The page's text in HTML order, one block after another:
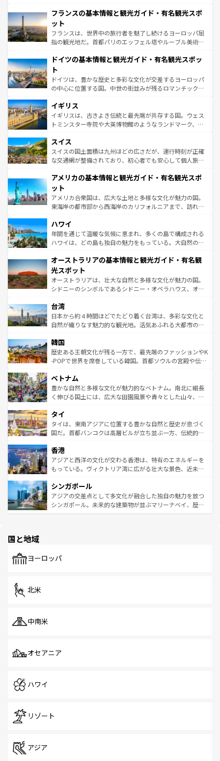
なお、新着のイタリア情報はコンテンツ一覧を参照してほ
しい。
文化が根付くこの国では、情熱的なフラメンコ、熱気あふ
れる闘牛、そして美味しいタパスが生活の一部となってい
る。首都マドリードの洗練された雰囲気や、バルセロナの
アートに溢れた街角から、地方では古代ローマ遺跡や中世
せる。地方によって風土や気候が異なるスペインはその個
ンテンツ一覧 を参照してほしい。
フランスの基本情報と観光ガイド・有名観光スポ
ット
フランスは、世界中の旅行者を魅了し続けるヨーロッパ屈
指の観光地だ。首都パリのエッフェル塔やルーブル美術館
で、幅広い魅力が詰まっている。華麗な宮殿、歴史的な大
聖堂、美しいビーチ、そして豊かな自然が、訪れる者を心
から魅了する。また、フランスは美食の国としても知ら
れ、フランス料理はユネスコ無形文化遺産にも登録されて
香り高いラベンダー畑など、多彩な楽しみ方が可能だ。さ
らに、パリ以外の地域にも魅力が溢れており、どの街角に
も豊かな歴史と文化が息づいている。パリ以外の個性あふ
を参照してほしい。
ドイツの基本情報と観光ガイド・有名観光スポッ
ト
ドイツは、豊かな歴史と多彩な文化が交差するヨーロッパ
の中心に位置する国。中世の街並みが残るロマンチック街
顔を持つこの国は、どこを歩いても飽きることがない。ベ
ルリンの文化的活気、バイエルン州のアルプスの絶景、そ
してライン川沿いのワイン畑といった風景は必見。ビール
は、お酒好きな人にはぜひ体験してほしい。 なお、新着の
ドイツ情報はコンテンツ一覧を参照してほしい。
イギリス
イギリスは、古きよき伝統と最先端が共存する国。ウェス
トミンスター寺院や大英博物館のようなランドマーク、歴
リアごとに異なる魅力がある。また、優雅なアフタヌーン
ティー、ビール好きにはたまらない英国パブ、サッカー観
戦など、本場だからこそできる体験も豊富。イギリスを旅
ンツ一覧を参照してほしい。
スイス
スイスの国土面積は九州ほどの広さだが、運行時刻が正確
な交通網が整備されており、初心者でも安心して個人旅行
の建物がそのまま残る町や、スイスならではのユニークな
博物館もあり、アルプス観光だけでなく町歩きも満喫する
ことができる。国民の所得が高いため物価も高いが、旅行
者向けの交通パス提供のサービスもあり、うまく活用すれ
着のスイス情報は
アメリカの基本情報と観光ガイド・有名観光スポ
ット
アメリカ合衆国は、広大な土地と多様な文化が魅力の国。
東海岸の都市部から西海岸のカリフォルニアまで、訪れる
のような巨大都市は、観光、ショッピング、エンターテイ
ンメントが詰まった刺激的なスポットだ。一方、アメリカ
西部には大自然が広がり、グランドキャニオンやイエロー
部のニューオーリンズでは、音楽と美食が融合した独特の
文化が魅力。旅行者はアメリカの各地域で異なる魅力を楽
しみながら、その多様性と豊かな歴史を感じることができ
るだろう。車でのロードトリップや列車の旅も、アメリカ
情報は
ハワイ
年間を通じて温暖な気候に恵まれ、多くの島で構成される
ハワイは、どの島も独自の魅力をもっている。大自然の神
ワイ島は見逃せない。また、定番の観光地といえばオアフ
島だが、静かな自然を求めるならマウイ島やカウアイ島が
おすすめ。エメラルドグリーンに輝く海をはじめ、豊かな
文化や歴史が息づいている。「アロハスピリット」と呼ば
人々、おいしいローカルフードやハワイアンミュージッ
ク、伝統的なフラダンスなど、すべてがハワイの魅力を彩
っている。訪れるたびに新しい発見と感動が待っているハ
はコンテンツ一覧
オーストラリアの基本情報と観光ガイド・有名観
光スポット
オーストラリアは、壮大な自然と多様な文化が魅力の国。
シドニーのシンボルであるシドニー・オペラハウス、オー
リアリーフや大陸中央部にそびえるウルル（エアーズロッ
ク）、タスマニアの美しい原生林やケアンズの熱帯雨林な
ど、見どころがたくさん。また、カフェやワイン、オージ
いる。アクティビティも充実しており、サーフィンやダイ
ビング、ハイキングなど、アウトドア好きにはたまらな
い。オーストラリアの多彩な魅力を存分に味わいつくそ
参照してほしい。
台湾
日本から約４時間ほどでたどり着く台湾は、多彩な文化と
自然が織りなす魅力的な観光地。活気あふれる大都市の台
ン）、静ひつな山岳地帯である台湾東部など、都市の喧騒
と山間の静けさが共存しており、訪れる人に新しい発見と
驚きをもたらしてくれる。また、奥深い台湾の食文化も魅
容にもいいと評判のスイーツなど、バラエティ豊かな料理
が味わえる。 なお、新着の台湾情報は コンテンツ一覧を参
照してほしい。
韓国
歴史ある王朝文化が残る一方で、最先端のファッションやK
-POPで世界を席巻している韓国。首都ソウルの宮殿や伝統
き、地方に足を延ばせば四季折々の自然美を楽しむことが
できる。そして、キムチや焼肉、絶品のストリートフード
まで、さまざまな韓国料理が待っている。夜には、韓国な
リティに包まれながら、韓国の多彩な魅力を心ゆくまで味
わってみてほしい。 なお、新着の韓国情報はコンテンツ一
覧を参照してほしい。
ベトナム
豊かな自然と多様な文化が魅力的なベトナム。南北に細長
く伸びる国土には、広大な田園風景や青々とした山々、世
急速な発展と共に伝統が息づく。ハノイの古い町並みやホ
ーチミン市のフランス統治時代の建物も、独特の雰囲気を
醸し出している。また、バラエティの豊かさとおいしさで
とつ。フォーやバインミー、ベトナムコーヒーなどは、ぜ
ひ現地で味わいたい。どの地域を訪れてもあたたかい人々
が旅行者を迎えてくれるので、きっと忘れられない旅にな
参照してほしい。
タイ
タイは、東南アジアに位置する豊かな自然と歴史が息づく
国だ。首都バンコクは高層ビルが立ち並ぶ一方、伝統的な
の活気が交差している。北部ではチェンマイなどの山岳地
帯で自然と触れ合い、南部ではプーケットやクラビの美し
いビーチでリゾート気分を楽しむことができる。タイ料理
激する。気候は一年中温暖で、どの季節にも異なる楽しみ
が待っている。親しみやすいタイの人々、仏教を中心とし
た文化、そして多様な観光資源が、訪れる旅人を魅了し続
香港
アジアと西洋の文化が交わる香港は、特有のエネルギーを
もっている。ヴィクトリア湾に広がる壮大な景色、近未来
み、どこを訪れても感動するはず。観光スポットが密集し
ており、効率よく見どころを回れるのも魅力。息をのむよ
うな絶景から文化的な体験まで、香港を存分に楽しみ尽く
シンガポール
アジアの交差点として多文化が融合した独自の魅力を放つ
シンガポール。未来的な建築物が並ぶマリーナベイ、歴史
で、ホーカーズは地元の風情を楽しめる外せないスポット
国と地域
ヨーロッパ
北米
中南米
オセアニア
ハワイ
リゾート
アジア